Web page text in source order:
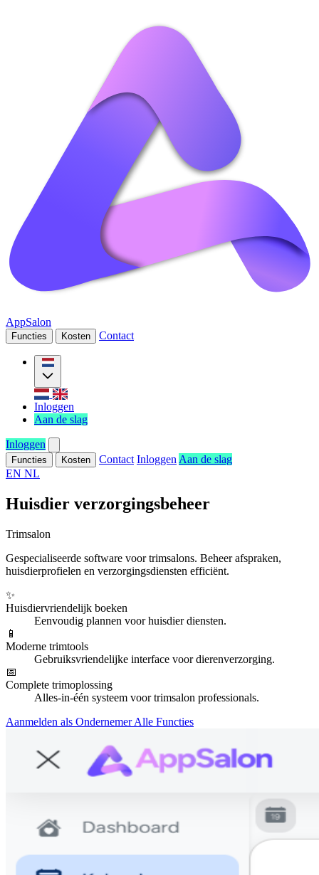
AppSalon
Functies Kosten Contact
Inloggen
Aan de slag
Inloggen
Functies Kosten Contact Inloggen Aan de slag
EN NL
Huisdier verzorgingsbeheer
Trimsalon
Gespecialiseerde software voor trimsalons. Beheer afspraken,
huisdierprofielen en verzorgingsdiensten efficiënt.
✨
Huisdiervriendelijk boeken
Eenvoudig plannen voor huisdier diensten.
📱
Moderne trimtools
Gebruiksvriendelijke interface voor dierenverzorging.
📅
Complete trimoplossing
Alles-in-één systeem voor trimsalon professionals.
Aanmelden als OndernemerAlle Functies